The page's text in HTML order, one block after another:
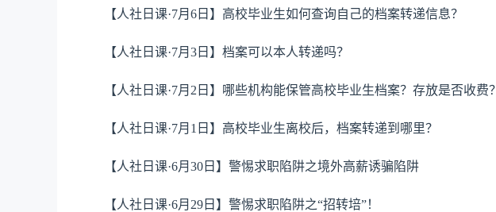
【人社日课·7月6日】高校毕业生如何查询自己的档案转递信息？
【人社日课·7月3日】档案可以本人转递吗？
【人社日课·7月2日】哪些机构能保管高校毕业生档案？存放是否收费？
【人社日课·7月1日】高校毕业生离校后，档案转递到哪里？
【人社日课·6月30日】警惕求职陷阱之境外高薪诱骗陷阱
【人社日课·6月29日】警惕求职陷阱之“招转培”！